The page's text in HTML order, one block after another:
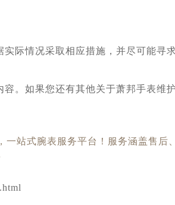
情况采取相应措施，并尽可能寻
容。如果您还有其他关于萧邦手表维